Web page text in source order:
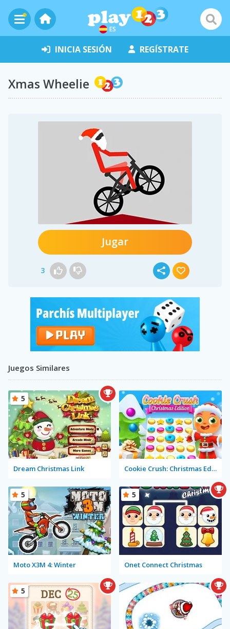
ES
INICIA SESIÓN REGÍSTRATE
Xmas Wheelie
Jugar
3
Juegos Similares
Dream Christmas Link
5
Cookie Crush: Christmas Edition
Moto X3M 4: Winter
5
Onet Connect Christmas
5
5